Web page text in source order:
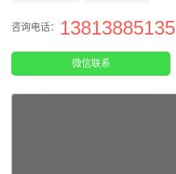
咨询电话： 13813885135
微信联系